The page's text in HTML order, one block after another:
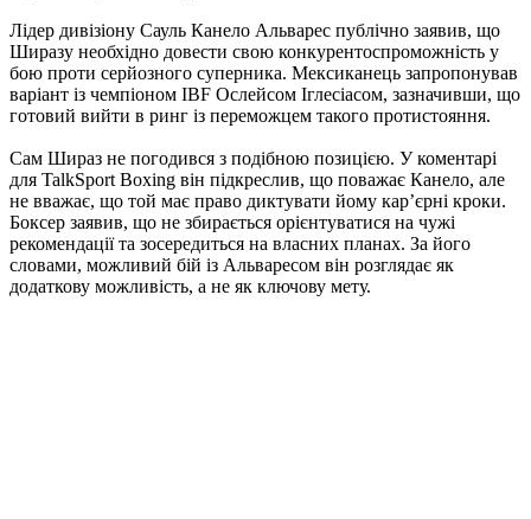
Лідер дивізіону Сауль Канело Альварес публічно заявив, що
Ширазу необхідно довести свою конкурентоспроможність у
бою проти серйозного суперника. Мексиканець запропонував
варіант із чемпіоном IBF Ослейсом Іглесіасом, зазначивши, що
готовий вийти в ринг із переможцем такого протистояння.
Сам Шираз не погодився з подібною позицією. У коментарі
для TalkSport Boxing він підкреслив, що поважає Канело, але
не вважає, що той має право диктувати йому кар’єрні кроки.
Боксер заявив, що не збирається орієнтуватися на чужі
рекомендації та зосередиться на власних планах. За його
словами, можливий бій із Альваресом він розглядає як
додаткову можливість, а не як ключову мету.